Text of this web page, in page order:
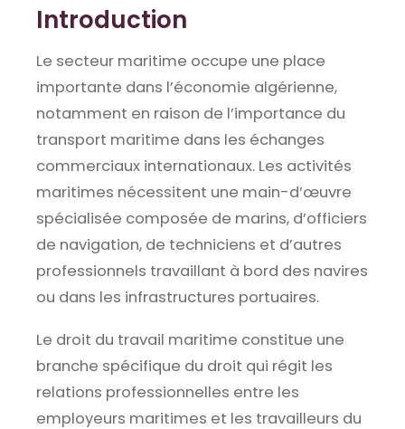
Introduction
Le secteur maritime occupe une place
importante dans l’économie algérienne,
notamment en raison de l’importance du
transport maritime dans les échanges
commerciaux internationaux. Les activités
maritimes nécessitent une main-d’œuvre
spécialisée composée de marins, d’officiers
de navigation, de techniciens et d’autres
professionnels travaillant à bord des navires
ou dans les infrastructures portuaires.
Le droit du travail maritime constitue une
branche spécifique du droit qui régit les
relations professionnelles entre les
employeurs maritimes et les travailleurs du